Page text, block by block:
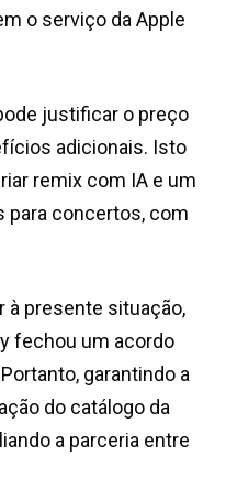
o serviço da Apple
justificar o preço
adicionais. Isto
remix com IA e um
para concertos, com
à presente situação,
fechou um acordo
garantindo a
do catálogo da
a parceria entre